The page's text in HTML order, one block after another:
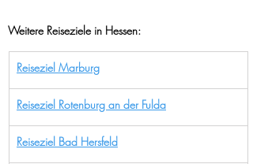
Weitere Reiseziele in Hessen:
Reiseziel Marburg
Reiseziel Rotenburg an der Fulda
Reiseziel Bad Hersfeld